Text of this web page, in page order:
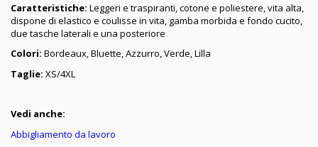
Caratteristiche: Leggeri e traspiranti, cotone e poliestere, vita alta,
dispone di elastico e coulisse in vita, gamba morbida e fondo cucito,
due tasche laterali e una posteriore
Colori: Bordeaux, Bluette, Azzurro, Verde, Lilla
Taglie: XS/4XL
Vedi anche:
Abbigliamento da lavoro